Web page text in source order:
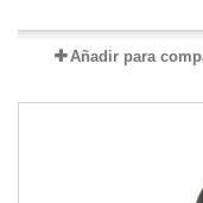
Añadir para